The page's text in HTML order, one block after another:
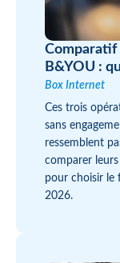
Comparatif
B&YOU :
Box Internet
Ces trois
sans
ressemblent
comparer
pour choisir le
2026.